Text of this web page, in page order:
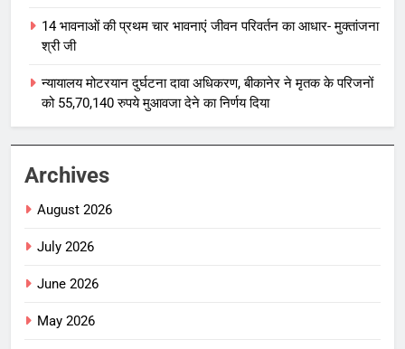
14 भावनाओं की प्रथम चार भावनाएं जीवन परिवर्तन का आधार- मुक्तांजना
श्री जी
न्यायालय मोटरयान दुर्घटना दावा अधिकरण, बीकानेर ने मृतक के परिजनों
को 55,70,140 रुपये मुआवजा देने का निर्णय दिया
Archives
August 2026
July 2026
June 2026
May 2026